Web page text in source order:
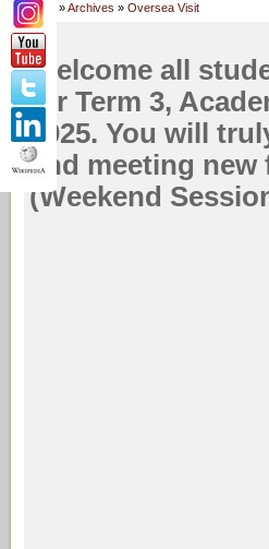
Home »Archives » Oversea Visit
Welcome all
for Term 3,
2025. You will
and meeting new
(Weekend